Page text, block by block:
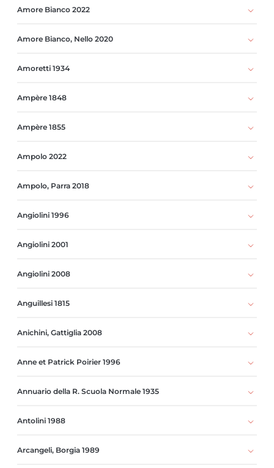
Amore Bianco 2022
Amore Bianco, Nello 2020
Amoretti 1934
Ampère 1848
Ampère 1855
Ampolo 2022
Ampolo, Parra 2018
Angiolini 1996
Angiolini 2001
Angiolini 2008
Anguillesi 1815
Anichini, Gattiglia 2008
Anne et Patrick Poirier 1996
Annuario della R. Scuola Normale 1935
Antolini 1988
Arcangeli, Borgia 1989